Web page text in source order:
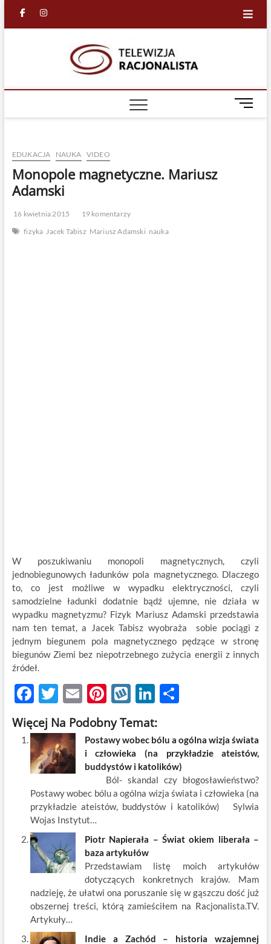
facebook
in
M
e
EDUKACJA NAUKA VIDEO
Monopole magnetyczne. Mariusz
Adamski
16 kwietnia 2015
19 komentarzy
fizyka Jacek Tabisz Mariusz Adamski nauka
W poszukiwaniu monopoli magnetycznych, czyli
jednobiegunowych ładunków pola magnetycznego. Dlaczego
to, co jest możliwe w wypadku elektryczności, czyli
samodzielne ładunki dodatnie bądź ujemne, nie działa w
wypadku magnetyzmu? Fizyk Mariusz Adamski przedstawia
nam ten temat, a Jacek Tabisz wyobraża sobie pociągi z
jednym biegunem pola magnetycznego pędzące w stronę
biegunów Ziemi bez niepotrzebnego zużycia energii z innych
źródeł.
F
ac
e
b
o
o
k
T
w
itt
er
E
m
ail
Pi
nt
er
es
t
W
k
o
p
Li
k
e
dI
n
S
ar
e
Więcej Na Podobny Temat:
Postawy wobec bólu a ogólna wizja świata
i człowieka (na przykładzie ateistów,
buddystów i katolików)
Ból- skandal czy błogosławieństwo?
Postawy wobec bólu a ogólna wizja świata i człowieka (na
przykładzie ateistów, buddystów i katolików) Sylwia
Wojas Instytut…
Piotr Napierała – Świat okiem liberała –
baza artykułów
Przedstawiam listę moich artykułów
dotyczących konkretnych krajów. Mam
nadzieję, że ułatwi ona poruszanie się w gąszczu dość już
obszernej treści, którą zamieściłem na Racjonalista.TV.
Artykuły…
Indie a Zachód – historia wzajemnej